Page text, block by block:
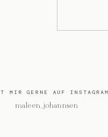
MIR GERNE AUF INSTAGRAM
@maleen_johannsen